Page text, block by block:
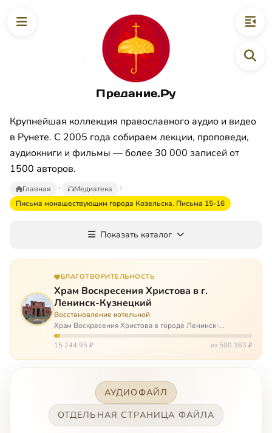
Предание.Ру
Крупнейшая коллекция православного аудио и видео
в Рунете. С 2005 года собираем лекции, проповеди,
аудиокниги и фильмы — более 30 000 записей от
1500 авторов.
Главная
Медиатека
Письма монашествующим города Козельска. Письма 15-16
Показать каталог
БЛАГОТВОРИТЕЛЬНОСТЬ
Храм Воскресения Христова в г.
Ленинск-Кузнецкий
Восстановление котельной
Храм Воскресения Христова в городе Ленинск-
Кузнецкий в Кемеровской области – совсем новый, он
открылся всего 20 назад. И сейчас храм может вообще
15 244,95 ₽ из 500 363 ₽
АУДИОФАЙЛ
ОТДЕЛЬНАЯ СТРАНИЦА ФАЙЛА